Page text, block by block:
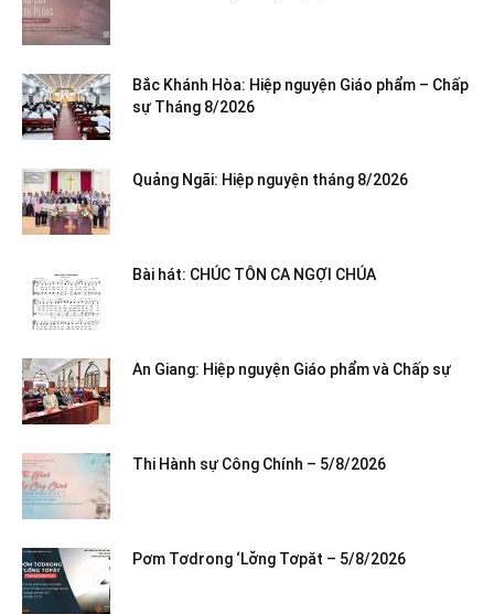
Bắc Khánh Hòa: Hiệp nguyện Giáo phẩm – Chấp
sự Tháng 8/2026
Quảng Ngãi: Hiệp nguyện tháng 8/2026
Bài hát: CHÚC TÔN CA NGỢI CHÚA
An Giang: Hiệp nguyện Giáo phẩm và Chấp sự
Thi Hành sự Công Chính – 5/8/2026
Pơm Tơdrong ‘Lơ̆ng Tơpăt – 5/8/2026